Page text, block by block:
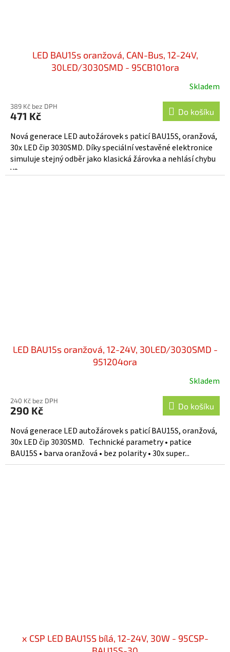
LED BAU15s oranžová, CAN-Bus, 12-24V,
30LED/3030SMD - 95CB101ora
Skladem
389 Kč bez DPH
471 Kč Do košíku
Nová generace LED autožárovek s paticí BAU15S, oranžová,
30x LED čip 3030SMD. Díky speciální vestavěné elektronice
simuluje stejný odběr jako klasická žárovka a nehlásí chybu
ve...
LED BAU15s oranžová, 12-24V, 30LED/3030SMD -
951204ora
Skladem
240 Kč bez DPH
290 Kč Do košíku
Nová generace LED autožárovek s paticí BAU15S, oranžová,
30x LED čip 3030SMD. Technické parametry • patice
BAU15S • barva oranžová • bez polarity • 30x super...
x CSP LED BAU15S bílá, 12-24V, 30W - 95CSP-